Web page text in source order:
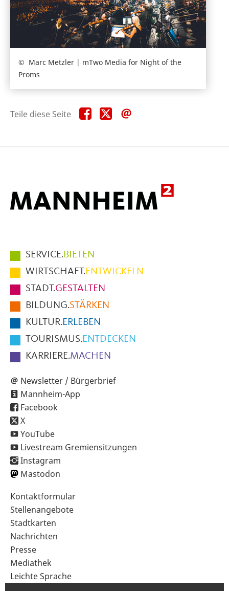
Marc Metzler | mTwo Media for Night of the
Proms
Teile diese Seite Teile
diese
Teile
diese
Hauptmenüpunkte
im
Fußbereich
der
Seite
SERVICE.BIETEN
WIRTSCHAFT.ENTWICKELN
STADT.GESTALTEN
BILDUNG.STÄRKEN
KULTUR.ERLEBEN
TOURISMUS.ENTDECKEN
KARRIERE.MACHEN
Newsletter / Bürgerbrief
Mannheim-App
Facebook
X
YouTube
Livestream Gremiensitzungen
Instagram
Mastodon
Sekundärnavigation
im
Fußbereich
Kontaktformular
Stellenangebote
Stadtkarten
Nachrichten
Presse
Mediathek
Leichte Sprache